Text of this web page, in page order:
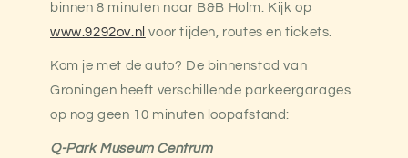
binnen 8 minuten naar B&B Holm. Kijk op
www.9292ov.nl voor tijden, routes en tickets.
Kom je met de auto? De binnenstad van
Groningen heeft verschillende parkeergarages
op nog geen 10 minuten loopafstand:
Q-Park Museum Centrum